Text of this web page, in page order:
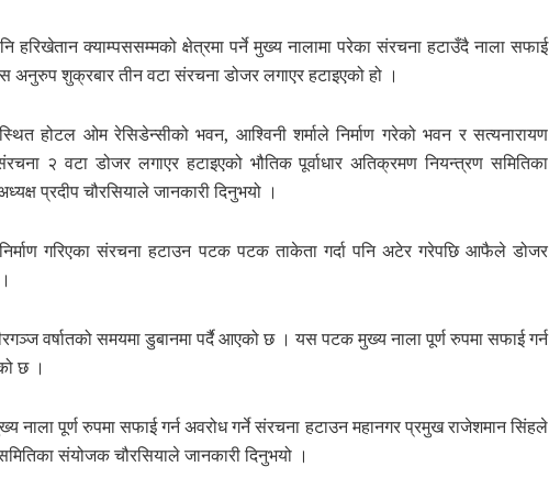
हरिखेतान क्याम्पससम्मको क्षेत्रमा पर्ने मुख्य नालामा परेका संरचना हटाउँदै नाला सफाई
अनुरुप शुक्रबार तीन वटा संरचना डोजर लगाएर हटाइएको हो ।
होटल ओम रेसिडेन्सीको भवन, आश्विनी शर्माले निर्माण गरेको भवन र सत्यनारायण
२ वटा डोजर लगाएर हटाइएको भौतिक पूर्वाधार अतिक्रमण नियन्त्रण समितिका
प्रदीप चौरसियाले जानकारी दिनुभयो ।
गरिएका संरचना हटाउन पटक पटक ताकेता गर्दा पनि अटेर गरेपछि आफैले डोजर
वर्षातको समयमा डुबानमा पर्दै आएको छ । यस पटक मुख्य नाला पूर्ण रुपमा सफाई गर्न
छ ।
नाला पूर्ण रुपमा सफाई गर्न अवरोध गर्ने संरचना हटाउन महानगर प्रमुख राजेशमान सिंहले
संयोजक चौरसियाले जानकारी दिनुभयो ।